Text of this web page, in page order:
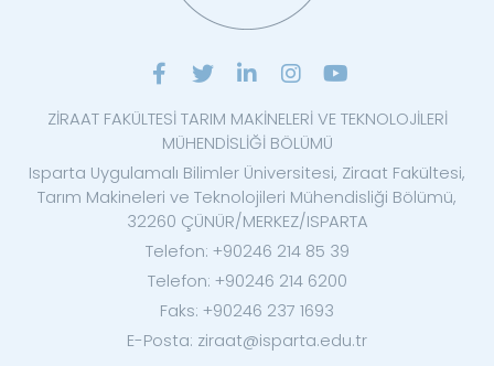
ZİRAAT FAKÜLTESİ TARIM MAKİNELERİ VE TEKNOLOJİLERİ
MÜHENDİSLİĞİ BÖLÜMÜ
Isparta Uygulamalı Bilimler Üniversitesi, Ziraat Fakültesi,
Tarım Makineleri ve Teknolojileri Mühendisliği Bölümü,
32260 ÇÜNÜR/MERKEZ/ISPARTA
Telefon: +90246 214 85 39
Telefon: +90246 214 6200
Faks: +90246 237 1693
E-Posta: ziraat@isparta.edu.tr